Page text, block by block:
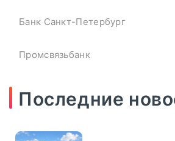
всем основным мировым
Банк Санкт-Петербург
Промсвязьбанк
Последние